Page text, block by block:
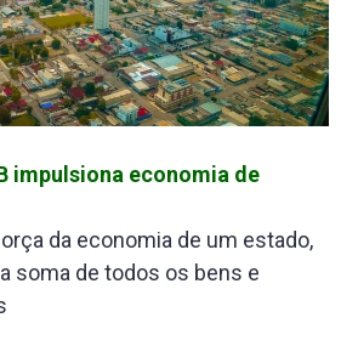
impulsiona economia de
da economia de um estado,
soma de todos os bens e